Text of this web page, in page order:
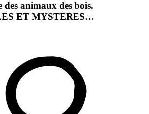
des animaux des bois.
ET MYSTERES…